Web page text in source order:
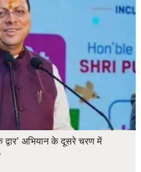
अभियान के दूसरे चरण में